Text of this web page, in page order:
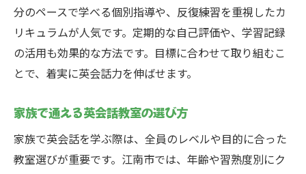
分のペースで学べる個別指導や、反復練習を重視したカ
リキュラムが人気です。定期的な自己評価や、学習記録
の活用も効果的な方法です。目標に合わせて取り組むこ
とで、着実に英会話力を伸ばせます。
家族で通える英会話教室の選び方
家族で英会話を学ぶ際は、全員のレベルや目的に合った
教室選びが重要です。江南市では、年齢や習熟度別にク